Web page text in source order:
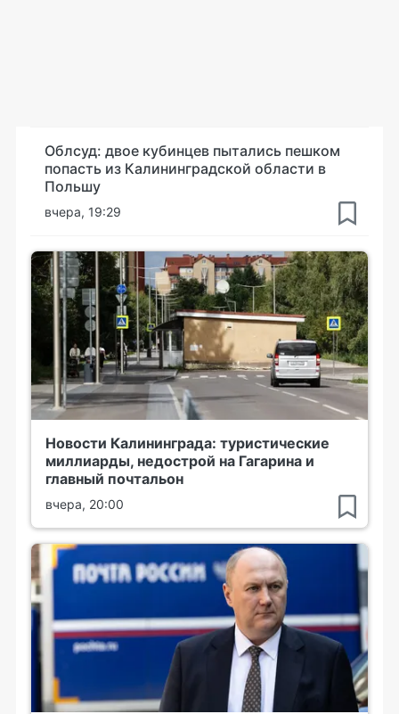
Облсуд: двое кубинцев пытались пешком
попасть из Калининградской области в
Польшу
вчера, 19:29
Новости Калининграда: туристические
миллиарды, недострой на Гагарина и
главный почтальон
вчера, 20:00